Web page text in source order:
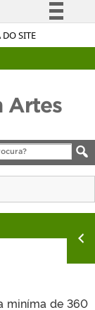
DO SITE
Artes
miníma de 360